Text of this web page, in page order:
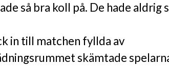
så bra koll på. De hade aldrig
in till matchen fyllda av
skämtade